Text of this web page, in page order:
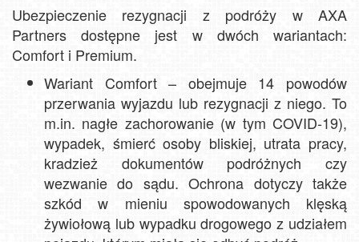
Ubezpieczenie rezygnacji z podróży w AXA
Partners dostępne jest w dwóch wariantach:
Comfort i Premium.
Wariant Comfort – obejmuje 14 powodów
przerwania wyjazdu lub rezygnacji z niego. To
m.in. nagłe zachorowanie (w tym COVID-19),
wypadek, śmierć osoby bliskiej, utrata pracy,
kradzież dokumentów podróżnych czy
wezwanie do sądu. Ochrona dotyczy także
szkód w mieniu spowodowanych klęską
żywiołową lub wypadku drogowego z udziałem